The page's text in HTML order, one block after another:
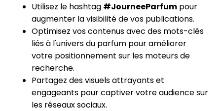
Utilisez le hashtag #JourneeParfum pour
augmenter la visibilité de vos publications.
Optimisez vos contenus avec des mots-clés
liés à l'univers du parfum pour améliorer
votre positionnement sur les moteurs de
recherche.
Partagez des visuels attrayants et
engageants pour captiver votre audience sur
les réseaux sociaux.